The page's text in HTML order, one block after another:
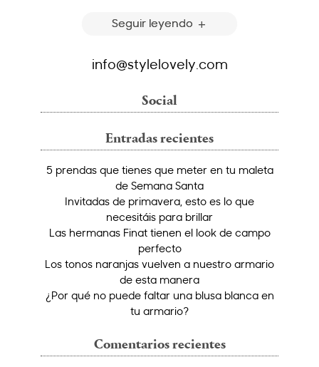
Seguir leyendo
info@stylelovely.com
Social
Entradas recientes
5 prendas que tienes que meter en tu maleta
de Semana Santa
Invitadas de primavera, esto es lo que
necesitáis para brillar
Las hermanas Finat tienen el look de campo
perfecto
Los tonos naranjas vuelven a nuestro armario
de esta manera
¿Por qué no puede faltar una blusa blanca en
tu armario?
Comentarios recientes